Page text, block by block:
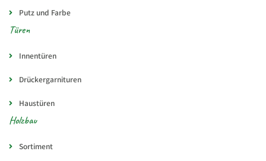
Putz und Farbe
Türen
Innentüren
Drückergarnituren
Haustüren
Holzbau
Sortiment